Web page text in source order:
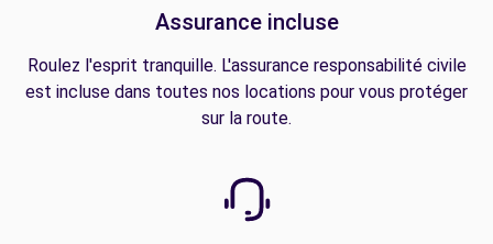
Assurance incluse
Roulez l'esprit tranquille. L'assurance responsabilité civile
est incluse dans toutes nos locations pour vous protéger
sur la route.